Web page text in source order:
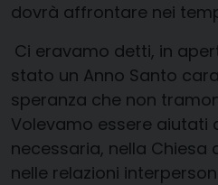
dovrà affrontare nei
Ci eravamo detti, in
stato un Anno Santo
speranza che non
Volevamo essere aiutati
necessaria, nella Chiesa
nelle relazioni